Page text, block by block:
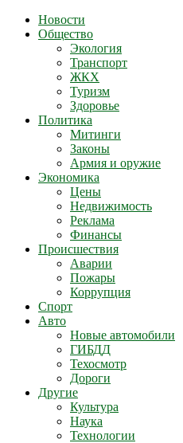
Новости
Общество
Экология
Транспорт
ЖКХ
Туризм
Здоровье
Политика
Митинги
Законы
Армия и оружие
Экономика
Цены
Недвижимость
Реклама
Финансы
Происшествия
Аварии
Пожары
Коррупция
Спорт
Авто
Новые автомобили
ГИБДД
Техосмотр
Дороги
Другие
Культура
Наука
Технологии